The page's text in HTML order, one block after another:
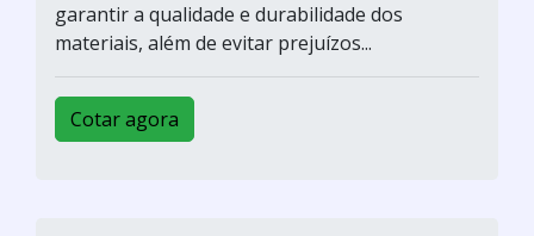
garantir a qualidade e durabilidade dos
materiais, além de evitar prejuízos...
Cotar agora